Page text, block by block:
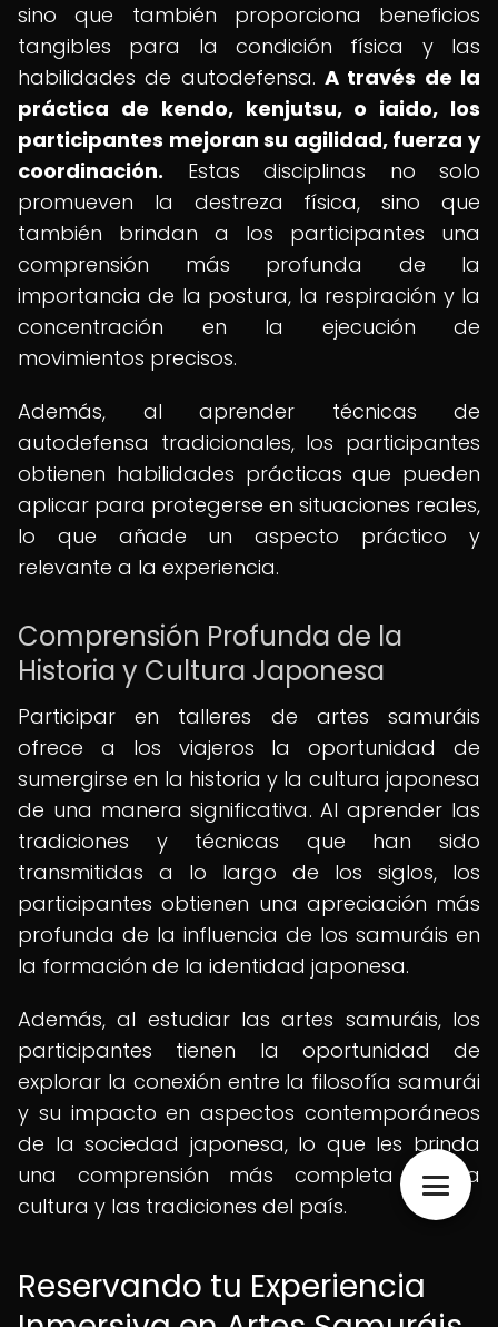
sino que también proporciona beneficios
tangibles para la condición física y las
habilidades de autodefensa. A través de la
práctica de kendo, kenjutsu, o iaido, los
participantes mejoran su agilidad, fuerza y
coordinación. Estas disciplinas no solo
promueven la destreza física, sino que
también brindan a los participantes una
comprensión más profunda de la
importancia de la postura, la respiración y la
concentración en la ejecución de
movimientos precisos.
Además, al aprender técnicas de
autodefensa tradicionales, los participantes
obtienen habilidades prácticas que pueden
aplicar para protegerse en situaciones reales,
lo que añade un aspecto práctico y
relevante a la experiencia.
Comprensión Profunda de la
Historia y Cultura Japonesa
Participar en talleres de artes samuráis
ofrece a los viajeros la oportunidad de
sumergirse en la historia y la cultura japonesa
de una manera significativa. Al aprender las
tradiciones y técnicas que han sido
transmitidas a lo largo de los siglos, los
participantes obtienen una apreciación más
profunda de la influencia de los samuráis en
la formación de la identidad japonesa.
Además, al estudiar las artes samuráis, los
participantes tienen la oportunidad de
explorar la conexión entre la filosofía samurái
y su impacto en aspectos contemporáneos
de la sociedad japonesa, lo que les brinda
una comprensión más completa de la
cultura y las tradiciones del país.
Reservando tu Experiencia